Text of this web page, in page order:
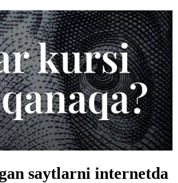
saytlarni internetda